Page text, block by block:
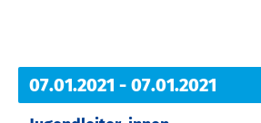
07.01.2021 - 07.01.2021